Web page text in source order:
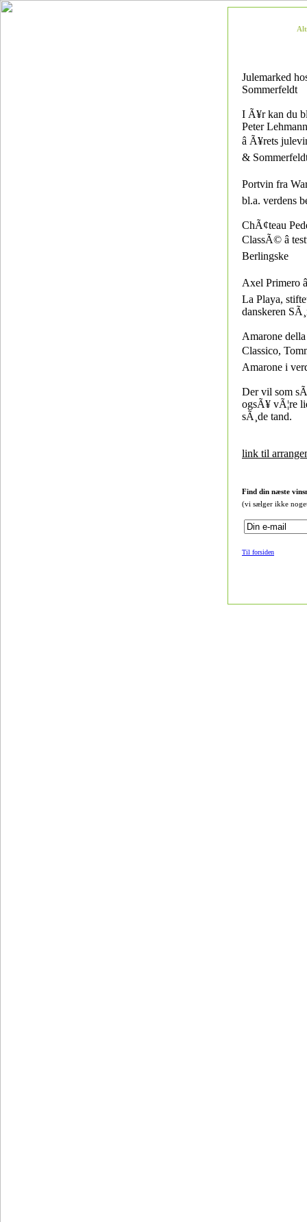
Julemarked
Sommerfeldt
I Ã¥r kan du
Peter
â Ã¥rets
&
Portvin fra
bl.a. verdens
ChÃ¢teau
ClassÃ© â
Berlingske
Axel Primero
La Playa,
danskeren
Amarone
Classico,
Amarone i
Der vil som
ogsÃ¥ vÃ¦re
sÃ¸de tand.
link til
Find din næste
(vi sælger ikke
Til forsiden